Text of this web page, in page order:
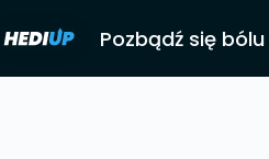
Pozbądź się bólu
Pozbądź się bólu